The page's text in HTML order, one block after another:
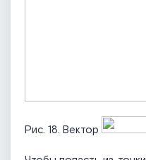
Рис. 18. Вектор